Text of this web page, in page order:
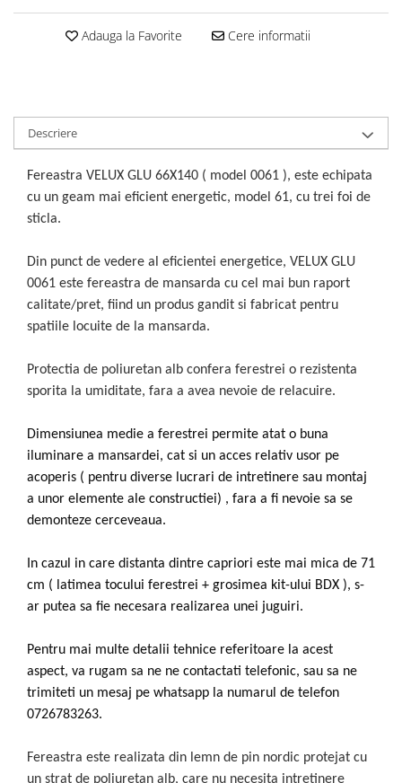
Adauga la Favorite Cere informatii
Descriere
Fereastra VELUX GLU 66X140 ( model 0061 ), este echipata
cu un geam mai eficient energetic, model 61, cu trei foi de
sticla.
Din punct de vedere al eficientei energetice, VELUX GLU
0061 este fereastra de mansarda cu cel mai bun raport
calitate/pret, fiind un produs gandit si fabricat pentru
spatiile locuite de la mansarda.
Protectia de poliuretan alb confera ferestrei o rezistenta
sporita la umiditate, fara a avea nevoie de relacuire.
Dimensiunea medie a ferestrei permite atat o buna
iluminare a mansardei, cat si un acces relativ usor pe
acoperis ( pentru diverse lucrari de intretinere sau montaj
a unor elemente ale constructiei) , fara a fi nevoie sa se
demonteze cerceveaua.
In cazul in care distanta dintre capriori este mai mica de 71
cm ( latimea tocului ferestrei + grosimea kit-ului BDX ), s-
ar putea sa fie necesara realizarea unei juguiri.
Pentru mai multe detalii tehnice referitoare la acest
aspect, va rugam sa ne ne contactati telefonic, sau sa ne
trimiteti un mesaj pe whatsapp la numarul de telefon
0726783263.
Fereastra este realizata din lemn de pin nordic protejat cu
un strat de poliuretan alb, care nu necesita intretinere